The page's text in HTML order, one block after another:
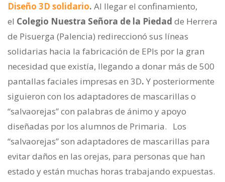
Diseño 3D solidario. Al llegar el confinamiento,
el Colegio Nuestra Señora de la Piedad de Herrera
de Pisuerga (Palencia) redireccionó sus líneas
solidarias hacia la fabricación de EPIs por la gran
necesidad que existía, llegando a donar más de 500
pantallas faciales impresas en 3D. Y posteriormente
siguieron con los adaptadores de mascarillas o
“salvaorejas” con palabras de ánimo y apoyo
diseñadas por los alumnos de Primaria. Los
“salvaorejas” son adaptadores de mascarillas para
evitar daños en las orejas, para personas que han
estado y están muchas horas trabajando expuestas.